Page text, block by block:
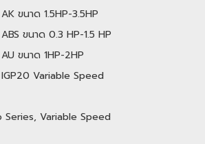
ขนาด 1.5HP-3.5HP
ขนาด 0.3 HP-1.5 HP
ขนาด 1HP-2HP
Variable Speed
Series, Variable Speed